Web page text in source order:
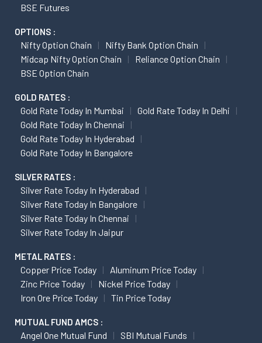
BSE Futures
OPTIONS :
Nifty Option Chain
Nifty Bank Option Chain
Midcap Nifty Option Chain
Reliance Option Chain
BSE Option Chain
GOLD RATES :
Gold Rate Today In Mumbai
Gold Rate Today In Delhi
Gold Rate Today In Chennai
Gold Rate Today In Hyderabad
Gold Rate Today In Bangalore
SILVER RATES :
Silver Rate Today In Hyderabad
Silver Rate Today In Bangalore
Silver Rate Today In Chennai
Silver Rate Today In Jaipur
METAL RATES :
Copper Price Today
Aluminum Price Today
Zinc Price Today
Nickel Price Today
Iron Ore Price Today
Tin Price Today
MUTUAL FUND AMCS :
Angel One Mutual Fund
SBI Mutual Funds